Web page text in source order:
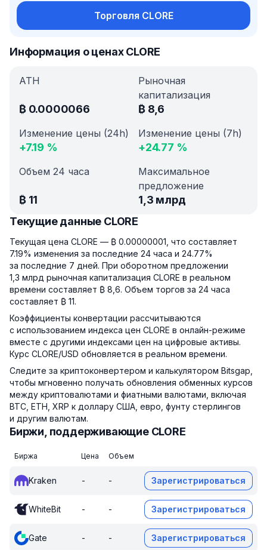
Торговля CLORE
Информация о ценах CLORE
ATH
₿ 0.0000066
Рыночная
капитализация
₿ 8,6
Изменение цены (24h)
+7.19 %
Изменение цены (7h)
+24.77 %
Объем 24 часа
₿ 11
Максимальное
предложение
1,3 млрд
Текущие данные CLORE
Текущая цена CLORE — ₿ 0.00000001, что составляет
7.19% изменения за последние 24 часа и 24.77%
за последние 7 дней. При оборотном предложении
1,3 млрд рыночная капитализация CLORE в реальном
времени составляет ₿ 8,6. Объем торгов за 24 часа
составляет ₿ 11.
Коэффициенты конвертации рассчитываются
с использованием индекса цен CLORE в онлайн-режиме
вместе с другими индексами цен на цифровые активы.
Курс CLORE/USD обновляется в реальном времени.
Следите за криптоконвертером и калькулятором Bitsgap,
чтобы мгновенно получать обновления обменных курсов
между криптовалютами и фиатными валютами, включая
BTC, ETH, XRP к доллару США, евро, фунту стерлингов
и другим валютам.
Биржи, поддерживающие CLORE
Биржа Цена Объем
Kraken - - Зарегистрироваться
WhiteBit - - Зарегистрироваться
Gate - - Зарегистрироваться